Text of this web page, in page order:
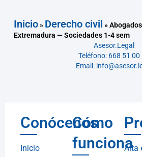
Inicio» Derecho civil »
Extremadura — Sociedades 1-4 sem
Asesor.Legal
Teléfono: 668 51 00
Email:
Conócenos
Inicio
Cómo
funciona
Alta